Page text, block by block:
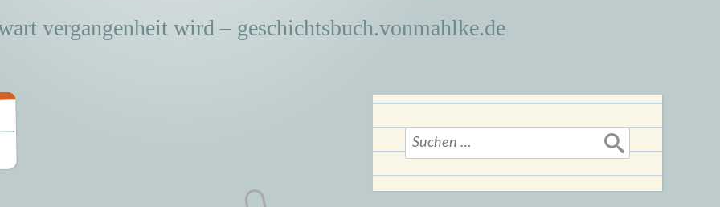
vergangenheit wird – geschichtsbuch.vonmahlke.de
Suchen
nach: